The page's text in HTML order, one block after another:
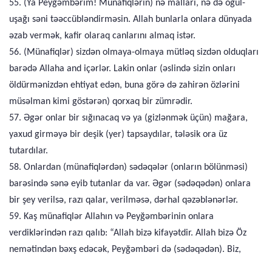
55. (Ya Peyğəmbərim! Münafiqlərin) nə malları, nə də oğul-
uşağı səni təəccübləndirməsin. Allah bunlarla onlara dünyada
əzab vermək, kafir olaraq canlarını almaq istər.
56. (Münafiqlər) sizdən olmaya-olmaya mütləq sizdən olduqları
barədə Allaha and içərlər. Lakin onlar (əslində sizin onları
öldürmənizdən ehtiyat edən, buna görə də zahirən özlərini
müsəlman kimi göstərən) qorxaq bir zümrədir.
57. Əgər onlar bir sığınacaq və ya (gizlənmək üçün) mağara,
yaxud girməyə bir deşik (yer) tapsaydılar, tələsik ora üz
tutardılar.
58. Onlardan (münafiqlərdən) sədəqələr (onların bölünməsi)
barəsində sənə eyib tutanlar da var. Əgər (sədəqədən) onlara
bir şey verilsə, razı qalar, verilməsə, dərhal qəzəblənərlər.
59. Kaş münafiqlər Allahın və Peyğəmbərinin onlara
verdiklərindən razı qalıb: “Allah bizə kifayətdir. Allah bizə Öz
nemətindən bəxş edəcək, Peyğəmbəri də (sədəqədən). Biz,